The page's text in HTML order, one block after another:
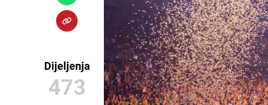
Dijeljenja
473